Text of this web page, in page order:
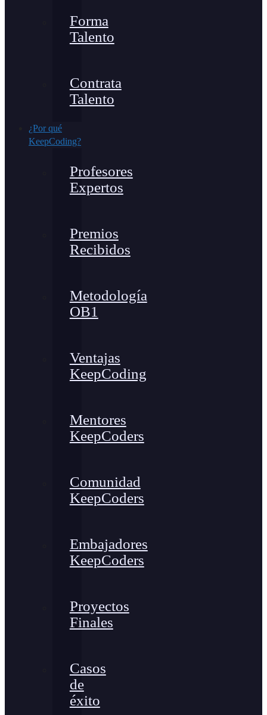
Forma
Talento
Contrata
Talento
¿Por qué
KeepCoding?
Profesores
Expertos
Premios
Recibidos
Metodología
OB1
Ventajas
KeepCoding
Mentores
KeepCoders
Comunidad
KeepCoders
Embajadores
KeepCoders
Proyectos
Finales
Casos
de
éxito